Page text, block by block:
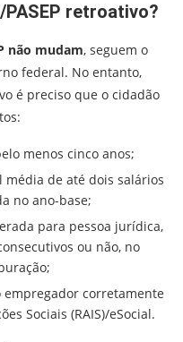
retroativo?
não mudam, seguem o
federal. No entanto,
é preciso que o cidadão
menos cinco anos;
média de até dois salários
no ano-base;
para pessoa jurídica,
ou não, no
corretamente
Sociais (RAIS)/eSocial.